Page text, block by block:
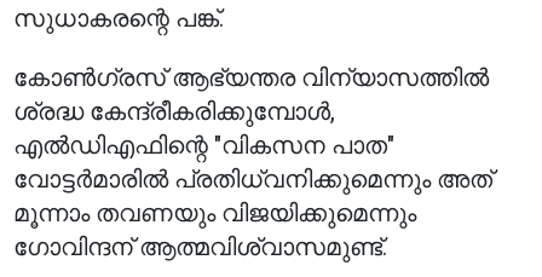
സുധാകരന്റെ പങ്ക്.
കോൺഗ്രസ് ആഭ്യന്തര വിന്യാസത്തിൽ
ശ്രദ്ധ കേന്ദ്രീകരിക്കുമ്പോൾ,
എൽഡിഎഫിന്റെ "വികസന പാത"
വോട്ടർമാരിൽ പ്രതിധ്വനിക്കുമെന്നും അത്
മൂന്നാം തവണയും വിജയിക്കുമെന്നും
ഗോവിന്ദന് ആത്മവിശ്വാസമുണ്ട്.